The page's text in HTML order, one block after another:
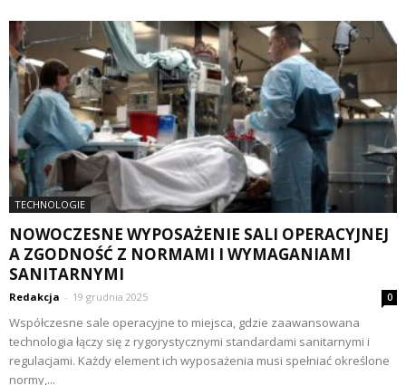
TECHNOLOGIE
NOWOCZESNE WYPOSAŻENIE SALI OPERACYJNEJ
A ZGODNOŚĆ Z NORMAMI I WYMAGANIAMI
SANITARNYMI
Redakcja - 19 grudnia 2025 0
Współczesne sale operacyjne to miejsca, gdzie zaawansowana
technologia łączy się z rygorystycznymi standardami sanitarnymi i
regulacjami. Każdy element ich wyposażenia musi spełniać określone
normy,...